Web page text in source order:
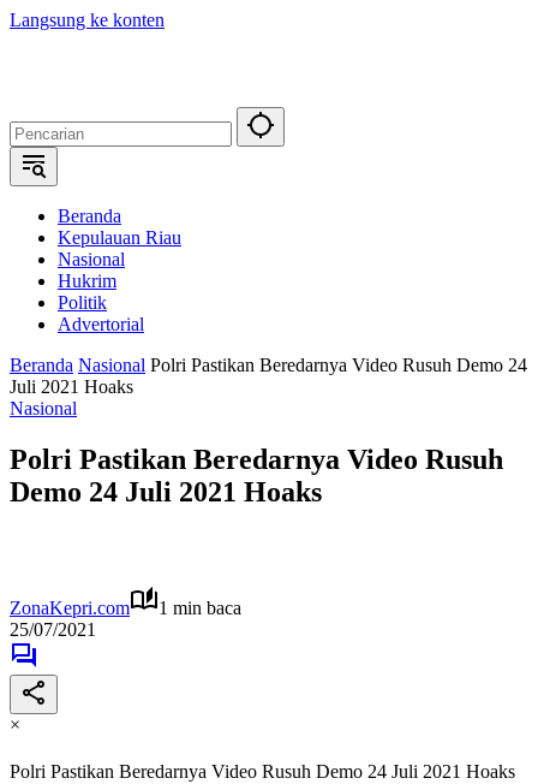
Langsung ke konten
Beranda
Kepulauan Riau
Nasional
Hukrim
Politik
Advertorial
Beranda Nasional Polri Pastikan Beredarnya Video Rusuh Demo 24
Juli 2021 Hoaks
Nasional
Polri Pastikan Beredarnya Video Rusuh
Demo 24 Juli 2021 Hoaks
ZonaKepri.com
1 min baca
25/07/2021
×
Polri Pastikan Beredarnya Video Rusuh Demo 24 Juli 2021 Hoaks